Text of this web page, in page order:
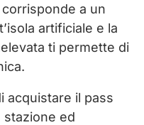
a un
artificiale e la
ti permette di
acquistare il pass
stazione ed